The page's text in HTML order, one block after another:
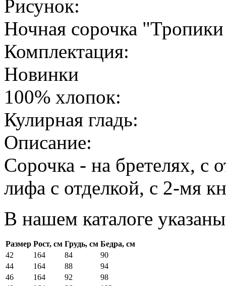
Рисунок:
Ночная сорочка
Комплектация:
Новинки
100% хлопок:
Кулирная гладь:
Описание:
Сорочка - на бретелях, с
лифа с отделкой, с 2-мя
В нашем каталоге
Размер Рост, см Грудь, см Бедра, см
42
164 84
90
44
164 88
94
46
164 92
98